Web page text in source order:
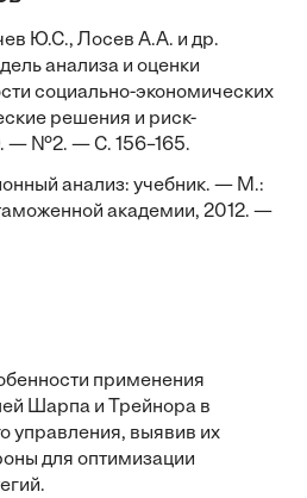
Ю.С., Лосев А.А. и др.
анализа и оценки
социально-экономических
решения и риск-
— №2. — С. 156–165.
анализ: учебник. — М.:
академии, 2012. —
применения
Шарпа и Трейнора в
управления, выявив их
для оптимизации